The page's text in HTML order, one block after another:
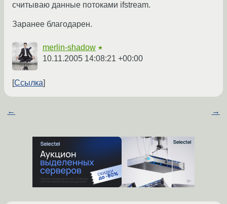
считываю данные потоками ifstream.
Заранее благодарен.
merlin-shadow ★
10.11.2005 14:08:21 +00:00
Ссылка
← →